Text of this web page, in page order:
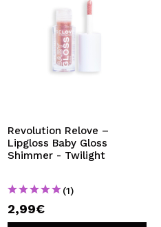
Revolution Relove –
Lipgloss Baby Gloss
Shimmer - Twilight
(1)
2,99€